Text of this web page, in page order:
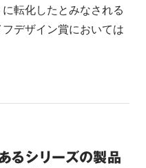
転化したとみなされる
デザイン賞においては
るシリーズの製品